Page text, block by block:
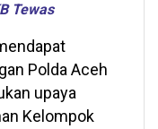
Tewas
Polda Aceh
upaya
Kelompok